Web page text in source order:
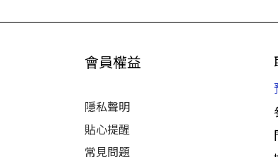
會員權益
隱私聲明
貼心提醒
常見問題